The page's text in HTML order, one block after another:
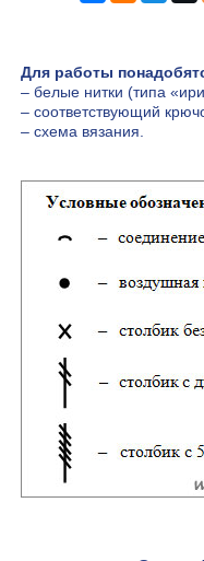
Для работы
– белые нитки (типа
– соответствующий
– схема вязания.